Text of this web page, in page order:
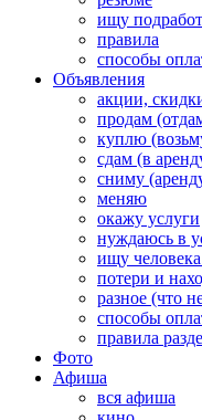
ищу
правила
способы
Объявления
акции,
продам
куплю
сдам (в
сниму
меняю
окажу услуги
нуждаюсь в
ищу
потери и
разное (что
способы
правила
Фото
Афиша
вся афиша